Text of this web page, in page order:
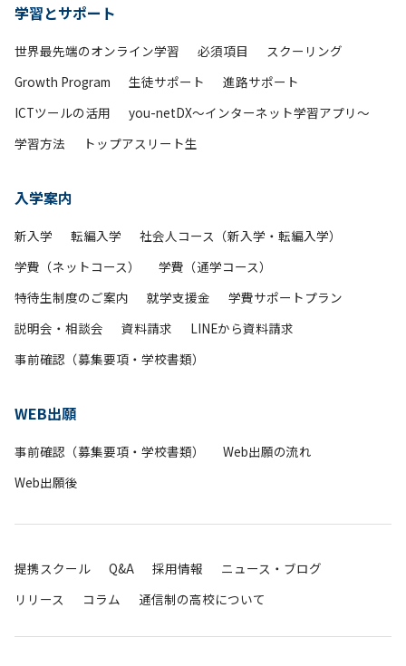
学習とサポート
世界最先端のオンライン学習 必須項目
スクーリング
Growth Program
生徒サポート
進路サポート
ICTツールの活用
you-netDX～インターネット学習アプリ～
学習方法
トップアスリート生
入学案内
新入学 転編入学
社会人コース（新入学・転編入学）
学費（ネットコース）
学費（通学コース）
特待生制度のご案内
就学支援金
学費サポートプラン
説明会・相談会
資料請求
LINEから資料請求
事前確認（募集要項・学校書類）
WEB出願
事前確認（募集要項・学校書類）
Web出願の流れ
Web出願後
提携スクール Q&A 採用情報
ニュース・ブログ
リリース
コラム 通信制の高校について